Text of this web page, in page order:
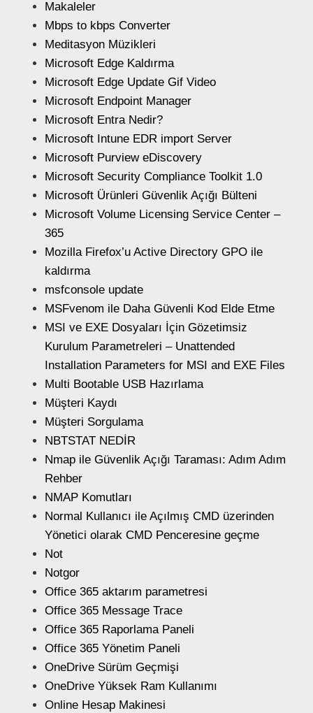
Makaleler
Mbps to kbps Converter
Meditasyon Müzikleri
Microsoft Edge Kaldırma
Microsoft Edge Update Gif Video
Microsoft Endpoint Manager
Microsoft Entra Nedir?
Microsoft Intune EDR import Server
Microsoft Purview eDiscovery
Microsoft Security Compliance Toolkit 1.0
Microsoft Ürünleri Güvenlik Açığı Bülteni
Microsoft Volume Licensing Service Center –
365
Mozilla Firefox’u Active Directory GPO ile
kaldırma
msfconsole update
MSFvenom ile Daha Güvenli Kod Elde Etme
MSI ve EXE Dosyaları İçin Gözetimsiz
Kurulum Parametreleri – Unattended
Installation Parameters for MSI and EXE Files
Multi Bootable USB Hazırlama
Müşteri Kaydı
Müşteri Sorgulama
NBTSTAT NEDİR
Nmap ile Güvenlik Açığı Taraması: Adım Adım
Rehber
NMAP Komutları
Normal Kullanıcı ile Açılmış CMD üzerinden
Yönetici olarak CMD Penceresine geçme
Not
Notgor
Office 365 aktarım parametresi
Office 365 Message Trace
Office 365 Raporlama Paneli
Office 365 Yönetim Paneli
OneDrive Sürüm Geçmişi
OneDrive Yüksek Ram Kullanımı
Online Hesap Makinesi